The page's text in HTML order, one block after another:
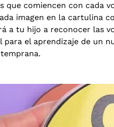
que comiencen con cada
imagen en la cartulina
a tu hijo a reconocer las
para el aprendizaje de un